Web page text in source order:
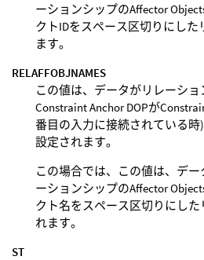
ーションシップのAffector
クトIDをスペース区切りにし
ます。
RELAFFOBJNAMES
この値は、データがリレーショ
Constraint Anchor DOPが
番目の入力に接続されている
設定されます。
この場合では、この値は、デ
ーションシップのAffector
クト名をスペース区切りにし
れます。
ST